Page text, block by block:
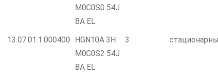
M0C0S0 54J
BA EL
13.07.01.1.000400
HGN10A 3H
M0C0S2 54J
BA EL
3